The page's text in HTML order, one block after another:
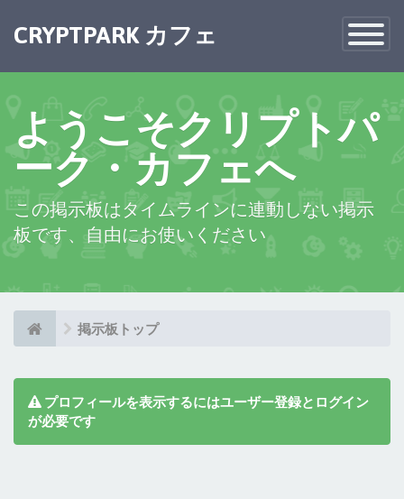
Toggle
CRYPTPARK カフェ ×
ようこそクリプトパ
ーク・カフェへ
この掲示板はタイムラインに連動しない掲示
板です、自由にお使いください
掲示板トップ
プロフィールを表示するにはユーザー登録とログイン
が必要です